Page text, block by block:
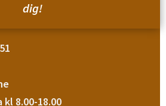
dig!
kl 8.00-18.00